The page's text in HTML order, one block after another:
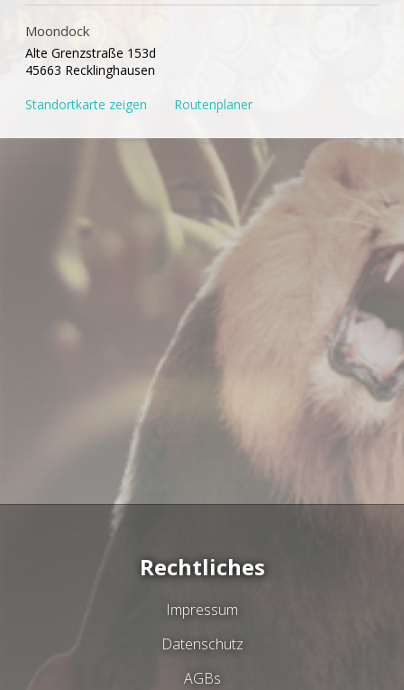
Moondock
Alte Grenzstraße 153d
45663 Recklinghausen
Standortkarte zeigen Routenplaner
Rechtliches
Impressum
Datenschutz
AGBs